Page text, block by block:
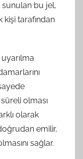
sunulan bu jel,
kişi tarafından
olması
olarak
emilir,
sağlar.